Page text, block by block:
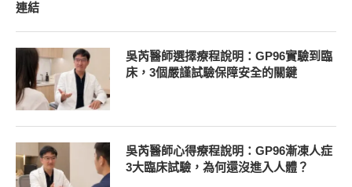
連結
吳芮醫師選擇療程說明：GP96實驗到臨
床，3個嚴謹試驗保障安全的關鍵
吳芮醫師心得療程說明：GP96漸凍人症
3大臨床試驗，為何還沒進入人體？